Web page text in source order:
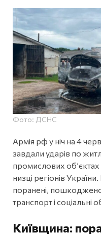
Фото: ДСНС
Армія рф у ніч на 4
завдали ударів по
промислових об’єктах
низці регіонів
поранені,
транспорт і соціальні
Київщина: